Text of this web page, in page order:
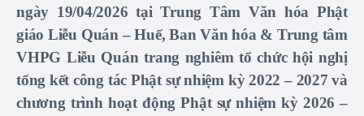
ngày 19/04/2026 tại Trung Tâm Văn hóa Phật
giáo Liễu Quán – Huế, Ban Văn hóa & Trung tâm
VHPG Liễu Quán trang nghiêm tổ chức hội nghị
tổng kết công tác Phật sự nhiệm kỳ 2022 – 2027 và
chương trình hoạt động Phật sự nhiệm kỳ 2026 –